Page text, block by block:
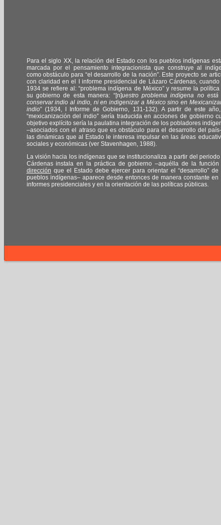
Para el siglo XX, la relación del Estado con los pueblos indígenas
marcada por el pensamiento integracionista que construye al
como obstáculo para “el desarrollo de la nación”. Este proyecto se
con claridad en el I informe presidencial de Lázaro Cárdenas,
1934 se refiere al: “problema indígena de México” y resume la
su gobierno de esta manera: “[n]uestro problema indígena no está
conservar indio al indio, ni en indigenizar a México sino en
indio” (1934, I Informe de Gobierno, 131-132). A partir de este
“mexicanización del indio” sería traducida en acciones de gobierno
objetivo explícito sería la paulatina integración de los pobladores
–asociados con el atraso que es obstáculo para el desarrollo del
las dinámicas que al Estado le interesa impulsar en las áreas
sociales y económicas (ver Stavenhagen, 1988).
La visión hacia los indígenas que se institucionaliza a partir del
Cárdenas instala en la práctica de gobierno –aquélla de la
dirección que el Estado debe ejercer para orientar el “desarrollo” de
pueblos indígenas– aparece desde entonces de manera constante en
informes presidenciales y en la orientación de las políticas públicas.